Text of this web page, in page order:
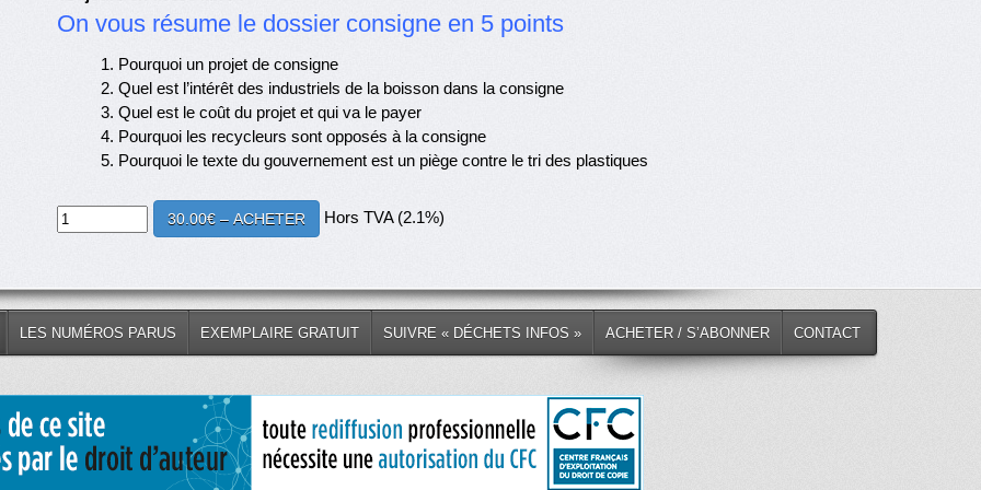
On vous résume le dossier consigne en 5 points
1. Pourquoi un projet de consigne
2. Quel est l’intérêt des industriels de la boisson dans la consigne
3. Quel est le coût du projet et qui va le payer
4. Pourquoi les recycleurs sont opposés à la consigne
5. Pourquoi le texte du gouvernement est un piège contre le tri des plastiques
30.00€ – ACHETER Hors TVA (2.1%)
LES NUMÉROS PARUS EXEMPLAIRE GRATUIT SUIVRE « DÉCHETS INFOS » ACHETER / S’ABONNER CONTACT